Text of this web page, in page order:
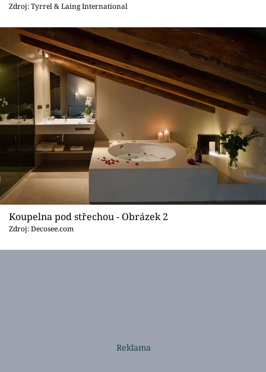
Přihlášení
Sledujte nás
Zdroj: Tyrrel & Laing International
Koupelna pod střechou - Obrázek 2
Zdroj: Decosee.com